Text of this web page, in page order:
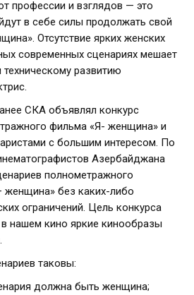
профессии и взглядов — это
в себе силы продолжать свой
Отсутствие ярких женских
современных сценариях мешает
развитию
СКА объявлял конкурс
фильма «Я- женщина» и
с большим интересом. По
Азербайджана
полнометражного
женщина» без каких-либо
ограничений. Цель конкурса
нашем кино яркие кинообразы
таковы:
должна быть женщина;